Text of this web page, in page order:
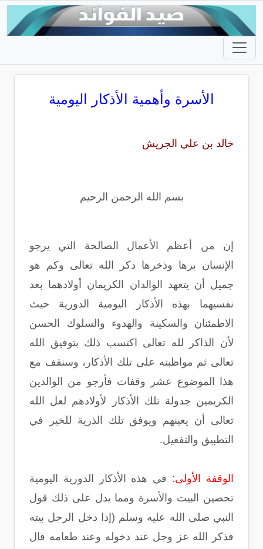
الأسرة وأهمية الأذكار اليومية
خالد بن علي الجريش
بسم الله الرحمن الرحيم
إن من أعظم الأعمال الصالحة التي يرجو
الإنسان برها وذخرها ذكر الله تعالى وكم هو
جميل أن يتعهد الوالدان الكريمان أولادهما بعد
نفسيهما بهذه الأذكار اليومية الدورية حيث
الاطمئنان والسكينة والهدوء والسلوك الحسن
لأن الذاكر لله تعالى اكتسب ذلك بتوفيق الله
تعالى ثم مواظبته على تلك الأذكار، وسنقف مع
هذا الموضوع عشر وقفات فأرجو من الوالدين
الكريمين جدولة تلك الأذكار لأولادهم لعل الله
تعالى أن يعينهم ويوفق تلك الذرية للخير في
التطبيق والتفعيل.
الوقفة الأولى: في هذه الأذكار الدورية اليومية
تحصين البيت والأسرة ومما يدل على ذلك قول
النبي صلى الله عليه وسلم (إذا دخل الرجل بيته
فذكر الله عز وجل عند دخوله وعند طعامه قال